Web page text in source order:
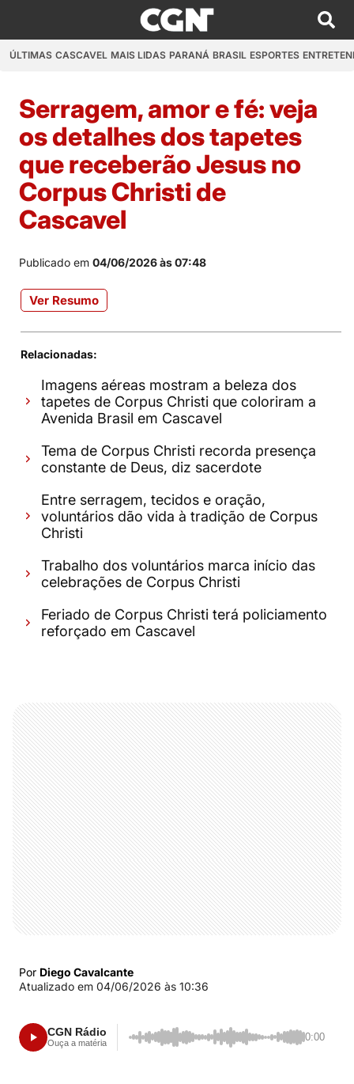
ÚLTIMAS CASCAVEL MAIS LIDAS PARANÁ BRASIL ESPORTES
Serragem, amor e fé: veja
os detalhes dos tapetes
que receberão Jesus no
Corpus Christi de
Cascavel
Publicado em 04/06/2026 às 07:48
Ver Resumo
Relacionadas:
Imagens aéreas mostram a beleza dos
tapetes de Corpus Christi que coloriram a
Avenida Brasil em Cascavel
Tema de Corpus Christi recorda presença
constante de Deus, diz sacerdote
Entre serragem, tecidos e oração,
voluntários dão vida à tradição de Corpus
Christi
Trabalho dos voluntários marca início das
celebrações de Corpus Christi
Feriado de Corpus Christi terá policiamento
reforçado em Cascavel
Por Diego Cavalcante
Atualizado em 04/06/2026 às 10:36
CGN Rádio
Ouça a matéria 0:00